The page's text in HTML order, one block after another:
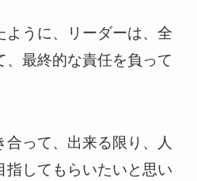
うに、リーダーは、全
最終的な責任を負って
って、出来る限り、人
指してもらいたいと思い